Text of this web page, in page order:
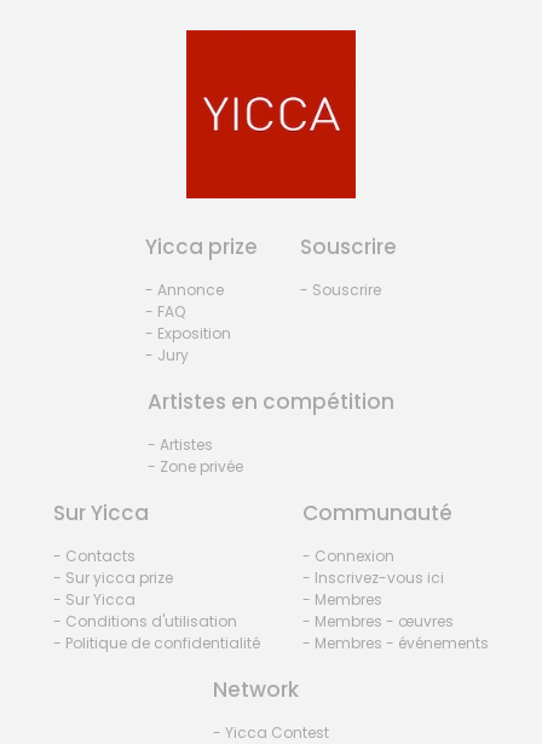
Yicca prize
- Annonce
- FAQ
- Exposition
- Jury
Souscrire
- Souscrire
Artistes en compétition
- Artistes
- Zone privée
Sur Yicca
- Contacts
- Sur yicca prize
- Sur Yicca
- Conditions d'utilisation
- Politique de confidentialité
Communauté
- Connexion
- Inscrivez-vous ici
- Membres
- Membres - œuvres
- Membres - événements
Network
- Yicca Contest